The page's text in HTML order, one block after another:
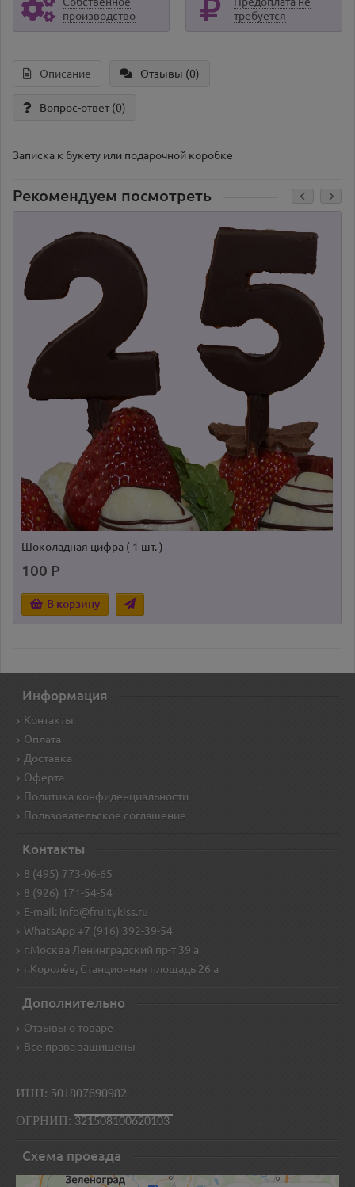
производство
требуется
Описание Отзывы (0)
Вопрос-ответ(0)
Записка к букету или подарочной коробке
Рекомендуем посмотреть
Шоколадная цифра ( 1 шт. )
100 Р
В корзину
Информация
Контакты
Оплата
Доставка
Оферта
Политика конфиденциальности
Пользовательское соглашение
Контакты
8 (495) 773-06-65
8 (926) 171-54-54
E-mail: info@fruitykiss.ru
WhatsApp +7 (916) 392-39-54
г.Москва Ленинградский пр-т 39 а
г.Королёв, Станционная площадь 26 а
Дополнительно
Отзывы о товаре
Все права защищены
ИНН: 501807690982
ОГРНИП: 321508100620103
Схема проезда